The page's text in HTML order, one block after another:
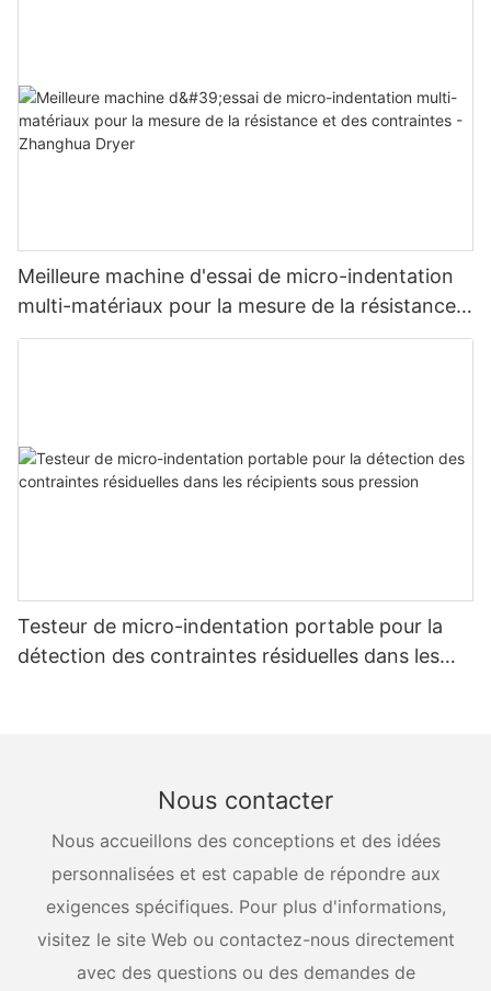
Meilleure machine d'essai de micro-indentation
multi-matériaux pour la mesure de la résistance
et des contraintes - Zhanghua Dryer
Testeur de micro-indentation portable pour la
détection des contraintes résiduelles dans les
Nous contacter
Nous accueillons des conceptions et des idées
personnalisées et est capable de répondre aux
exigences spécifiques. Pour plus d'informations,
visitez le site Web ou contactez-nous directement
avec des questions ou des demandes de